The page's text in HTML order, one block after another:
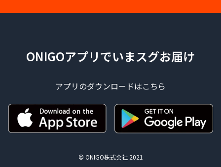
ONIGOアプリでいまスグお届け
アプリのダウンロードはこちら
© ONIGO株式会社 2021